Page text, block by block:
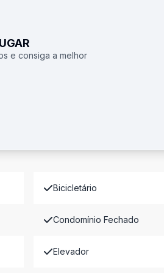
e consiga a melhor
Bicicletário
Condomínio Fechado
Elevador